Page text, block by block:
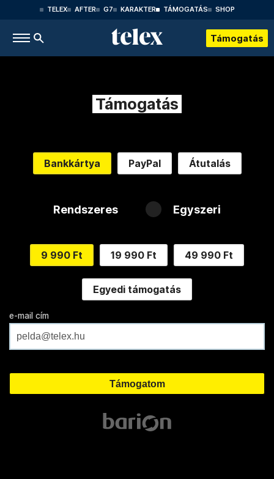
TELEX AFTER G7 KARAKTER TÁMOGATÁS SHOP
Támogatás
Támogatás
Bankkártya PayPal Átutalás
Rendszeres Egyszeri
9 990 Ft 19 990 Ft 49 990 Ft
Egyedi támogatás
e-mail cím